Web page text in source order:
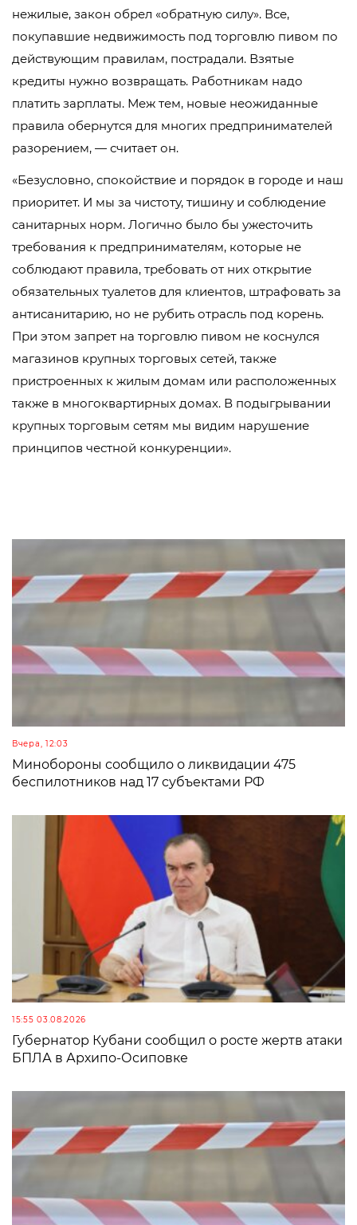
нежилые, закон обрел «обратную силу». Все,
покупавшие недвижимость под торговлю пивом по
действующим правилам, пострадали. Взятые
кредиты нужно возвращать. Работникам надо
платить зарплаты. Меж тем, новые неожиданные
правила обернутся для многих предпринимателей
разорением, — считает он.
«Безусловно, спокойствие и порядок в городе и наш
приоритет. И мы за чистоту, тишину и соблюдение
санитарных норм. Логично было бы ужесточить
требования к предпринимателям, которые не
соблюдают правила, требовать от них открытие
обязательных туалетов для клиентов, штрафовать за
антисанитарию, но не рубить отрасль под корень.
При этом запрет на торговлю пивом не коснулся
магазинов крупных торговых сетей, также
пристроенных к жилым домам или расположенных
также в многоквартирных домах. В подыгрывании
крупных торговым сетям мы видим нарушение
принципов честной конкуренции».
Вчера, 12:03
Минобороны сообщило о ликвидации 475
беспилотников над 17 субъектами РФ
15:55 03.08.2026
Губернатор Кубани сообщил о росте жертв атаки
БПЛА в Архипо-Осиповке